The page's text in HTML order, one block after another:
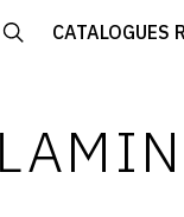
CATALOGUES